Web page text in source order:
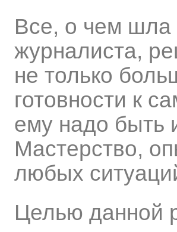
Все, о чем шла
журналиста,
не только
готовности к
ему надо быть
Мастерство,
любых
Целью данной